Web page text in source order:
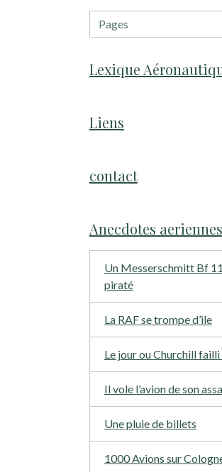
Lexique
Liens
contact
Anecdotes aeriennes
Un Messerschmitt Bf
piraté
La RAF se trompe d’ile
Le jour ou Churchill
Il vole l’avion de son
Une pluie de billets
1000 Avions sur